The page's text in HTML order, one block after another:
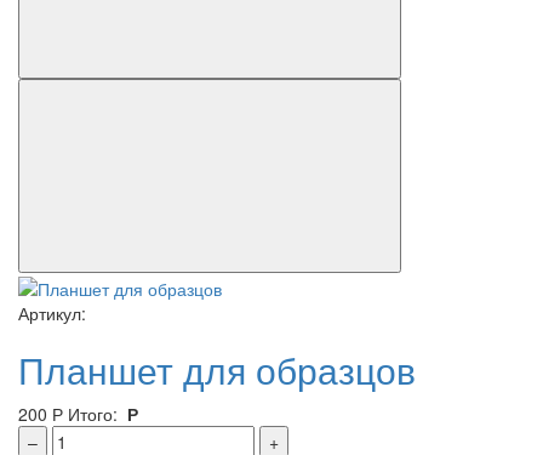
Артикул:
Планшет для образцов
200 Р Итого: Р
–
+